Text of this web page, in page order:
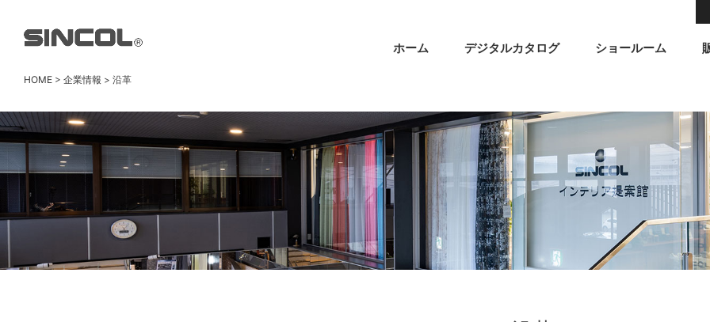
ホーム デジタルカタログ ショールーム
HOME > 企業情報 > 沿革